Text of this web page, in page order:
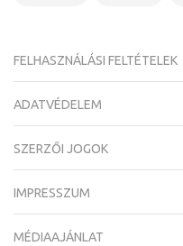
FELHASZNÁLÁSI FELTÉTELEK
ADATVÉDELEM
SZERZŐI JOGOK
IMPRESSZUM
MÉDIAAJÁNLAT